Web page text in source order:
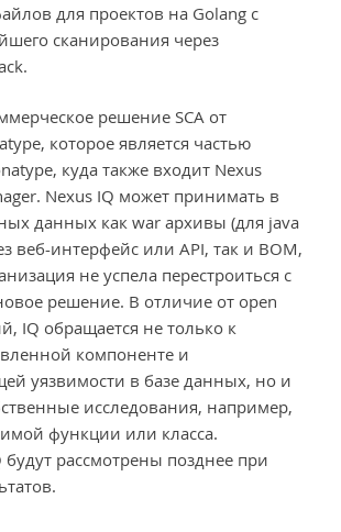
для проектов на Golang с
сканирования через
решение SCA от
которое является частью
куда также входит Nexus
Nexus IQ может принимать в
данных как war архивы (для java
веб-интерфейс или API, так и BOM,
не успела перестроиться с
решение. В отличие от open
IQ обращается не только к
компоненте и
уязвимости в базе данных, но и
исследования, например,
функции или класса.
рассмотрены позднее при